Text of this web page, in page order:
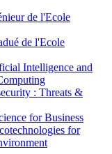
de l'Ecole
de l'Ecole
Intelligence and
: Threats &
for Business
for